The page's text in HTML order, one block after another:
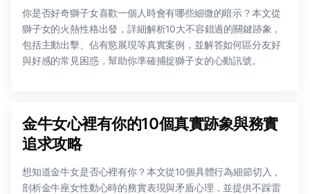
你是否好奇獅子女喜歡一個人時會有哪些細微的暗示？本文從
獅子女的火熱性格出發，詳細解析10大不容錯過的關鍵跡象，
包括主動出擊、佔有慾展現等真實案例，並解答如何區分友好
與好感的常見困惑，幫助你準確捕捉獅子女的心動訊號。
金牛女心裡有你的10個真實跡象與務實
追求攻略
想知道金牛女是否心裡有你？本文從10個具體行為細節切入，
剖析金牛座女性動心時的務實表現與矛盾心理，並提供不踩雷